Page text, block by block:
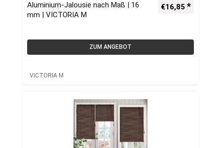
Aluminium-Jalousie nach Maß | 16
mm | VICTORIA M
€16,85
ZUM ANGEBOT
VICTORIA M